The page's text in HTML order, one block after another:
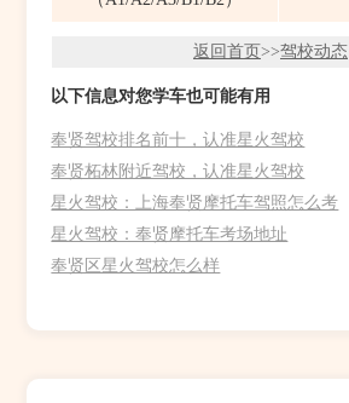
返回首页 >>驾校动态
以下信息对您学车也可能有用
奉贤驾校排名前十，认准星火驾校
奉贤柘林附近驾校，认准星火驾校
星火驾校：上海奉贤摩托车驾照怎么考
星火驾校：奉贤摩托车考场地址
奉贤区星火驾校怎么样